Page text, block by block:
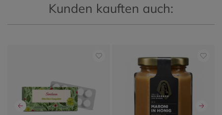
Kunden kauften auch: